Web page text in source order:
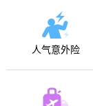
人气意外险